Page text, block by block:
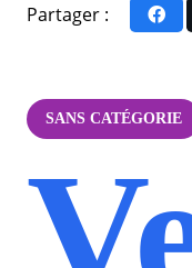
Partager :
SANS CATÉGORIE